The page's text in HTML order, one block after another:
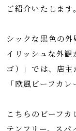
ご紹介いたします。
シックな黒色の
イリッシュな外
ゴ）」では、店
「欧風ビーフカ
こちらのビーフ